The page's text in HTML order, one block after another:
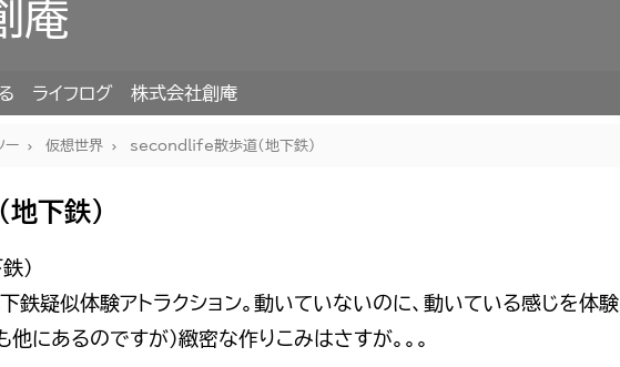
庵
ライフログ 株式会社創庵
ー 仮想世界 secondlife散歩道（地下鉄）
下鉄）
鉄疑似体験アトラクション。動いていないのに、動いている感じを体験
他にあるのですが）緻密な作りこみはさすが。。。